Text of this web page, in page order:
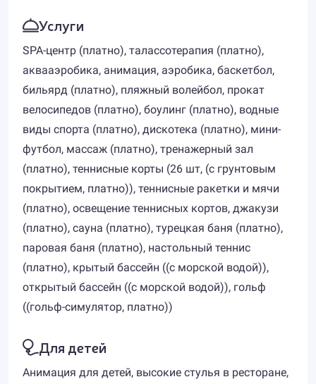
Услуги
SPA-центр (платно), талассотерапия (платно),
аквааэробика, анимация, аэробика, баскетбол,
бильярд (платно), пляжный волейбол, прокат
велосипедов (платно), боулинг (платно), водные
виды спорта (платно), дискотека (платно), мини-
футбол, массаж (платно), тренажерный зал
(платно), теннисные корты (26 шт, (с грунтовым
покрытием, платно)), теннисные ракетки и мячи
(платно), освещение теннисных кортов, джакузи
(платно), сауна (платно), турецкая баня (платно),
паровая баня (платно), настольный теннис
(платно), крытый бассейн ((с морской водой)),
открытый бассейн ((с морской водой)), гольф
((гольф-симулятор, платно))
Для детей
Анимация для детей, высокие стулья в ресторане,